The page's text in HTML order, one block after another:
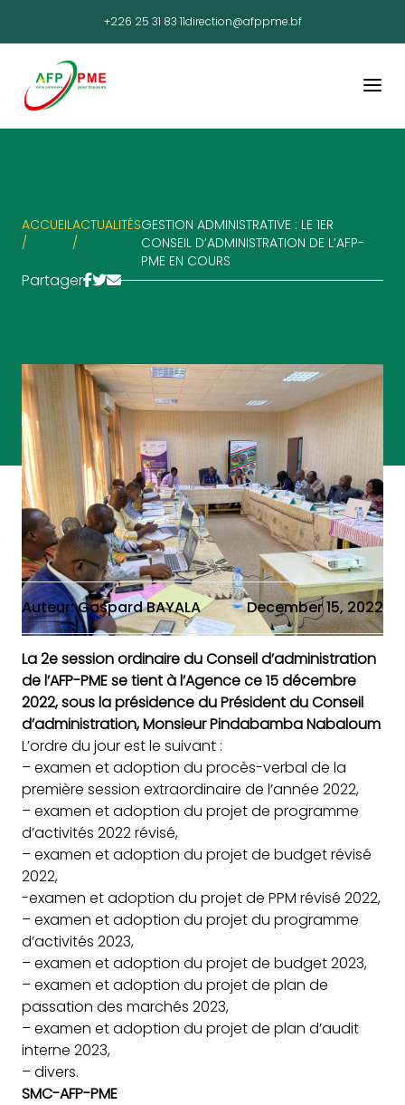
+226 25 31 83 11direction@afppme.bf
ACCUEIL
/
ACTUALITÉS
/
GESTION ADMINISTRATIVE : LE 1ER
CONSEIL D’ADMINISTRATION DE L’AFP-
PME EN COURS
Partager
Auteur: Gaspard BAYALA December 15, 2022
La 2e session ordinaire du Conseil d’administration
de l’AFP-PME se tient à l’Agence ce 15 décembre
2022, sous la présidence du Président du Conseil
d’administration, Monsieur Pindabamba Nabaloum
L’ordre du jour est le suivant :
– examen et adoption du procès-verbal de la
première session extraordinaire de l’année 2022,
–examen et adoption du projet de programme
d’activités 2022 révisé,
– examen et adoption du projet de budget révisé
2022,
-examen et adoption du projet de PPM révisé 2022,
– examen et adoption du projet du programme
d’activités 2023,
– examen et adoption du projet de budget 2023,
– examen et adoption du projet de plan de
passation des marchés 2023,
– examen et adoption du projet de plan d’audit
interne 2023,
– divers.
SMC-AFP-PME